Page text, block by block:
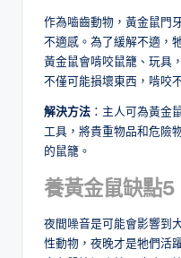
作為嚙齒動物，黃金鼠門
不適感。為了緩解不適，
黃金鼠會啃咬鼠籠、玩具
不僅可能損壞東西，啃咬
解決方法 ：主人可為黃金
工具，將貴重物品和危險
的鼠籠。
養黃金鼠缺點5
夜間噪音是可能會影響到
性動物，夜晚才是牠們活